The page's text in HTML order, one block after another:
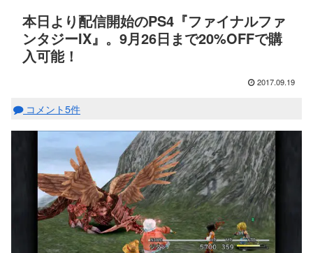
本日より配信開始のPS4『ファイナルファ
ンタジーIX』。9月26日まで20%OFFで購
入可能！
2017.09.19
コメント5件